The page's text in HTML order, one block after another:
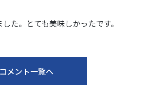
た。とても美味しかったです。
コメント一覧へ